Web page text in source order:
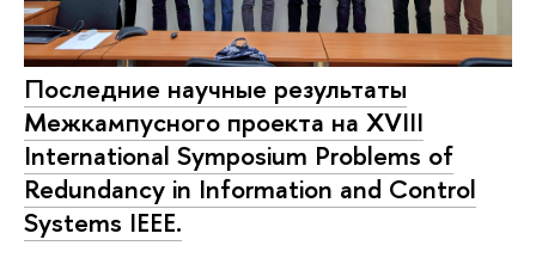
Последние научные результаты
Межкампусного проекта на XVIII
International Symposium Problems of
Redundancy in Information and Control
Systems IEEE.